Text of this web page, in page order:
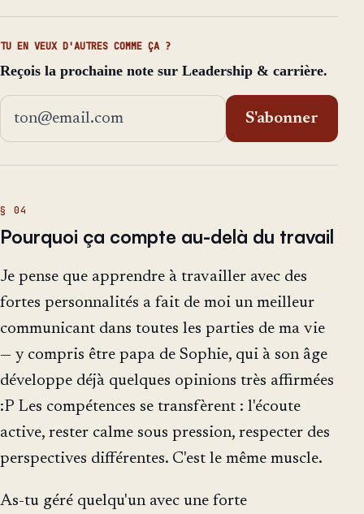
TU EN VEUX D'AUTRES COMME ÇA ?
Reçois la prochaine note sur Leadership & carrière.
Adresse email
S'abonner
Pourquoi ça compte au-delà du travail
Je pense que apprendre à travailler avec des
fortes personnalités a fait de moi un meilleur
communicant dans toutes les parties de ma vie
— y compris être papa de Sophie, qui à son âge
développe déjà quelques opinions très affirmées
:P Les compétences se transfèrent : l'écoute
active, rester calme sous pression, respecter des
perspectives différentes. C'est le même muscle.
As-tu géré quelqu'un avec une forte